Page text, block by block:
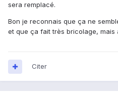
sera remplacé.
Bon je reconnais que ça ne
et que ça fait très bricolage, mais
Citer